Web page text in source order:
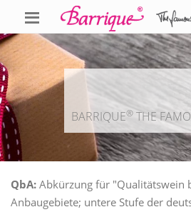
BARRIQUE® THE
QbA: Abkürzung für "Qualitätswein
Anbaugebiete; untere Stufe der